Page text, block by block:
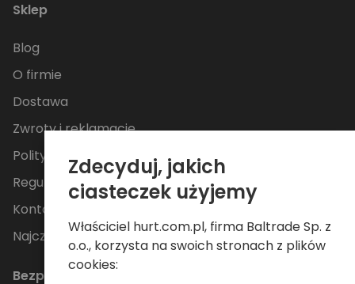
Sklep
Blog
O firmie
Dostawa
Zwroty i reklamacje
Polityka Prywatności
Regulamin
Kontakt
Najczęściej zadawane pytania
Bezpieczne płatności
Zdecyduj, jakich
ciasteczek użyjemy
Właściciel hurt.com.pl, firma Baltrade Sp. z
o.o., korzysta na swoich stronach z plików
cookies: